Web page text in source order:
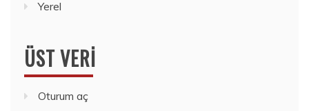
Yerel
ÜST VERI
Oturum aç